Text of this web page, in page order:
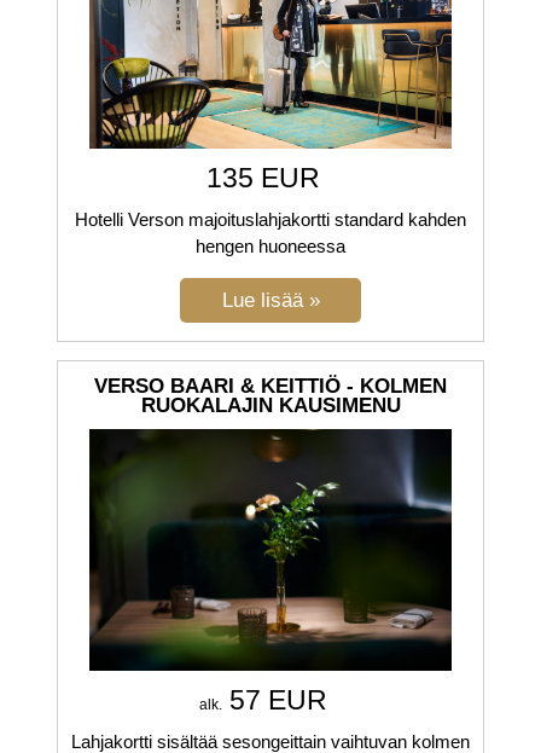
135 EUR
Hotelli Verson majoituslahjakortti standard kahden
hengen huoneessa
VERSO BAARI & KEITTIÖ - KOLMEN
RUOKALAJIN KAUSIMENU
alk. 57 EUR
Lahjakortti sisältää sesongeittain vaihtuvan kolmen